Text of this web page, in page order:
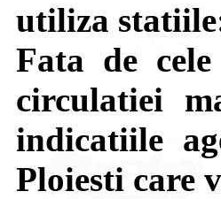
utiliza
Fata de
circulatiei
indicatiile
Ploiesti care